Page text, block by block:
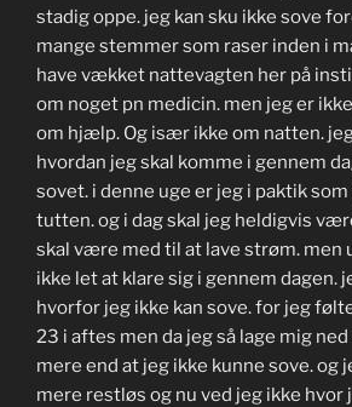
stadig oppe. jeg kan sku ikke sove
mange stemmer som raser inden i
have vækket nattevagten her på
om noget pn medicin. men jeg er
om hjælp. Og især ikke om natten.
hvordan jeg skal komme i gennem
sovet. i denne uge er jeg i paktik
tutten. og i dag skal jeg heldigvis
skal være med til at lave strøm. men
ikke let at klare sig i gennem dagen.
hvorfor jeg ikke kan sove. for jeg
23 i aftes men da jeg så lage mig
mere end at jeg ikke kunne sove. og
mere restløs og nu ved jeg ikke hvor